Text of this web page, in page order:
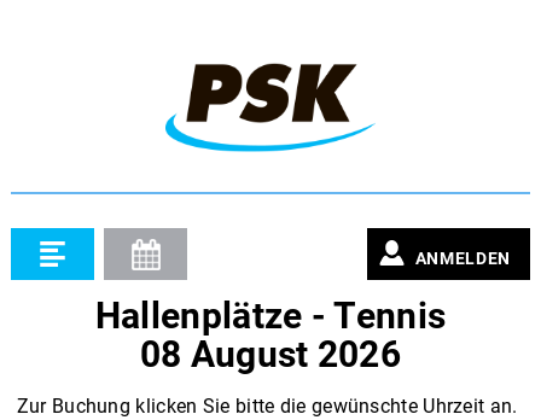
ANMELDEN
Hallenplätze - Tennis
08 August 2026
Zur Buchung klicken Sie bitte die gewünschte Uhrzeit an.